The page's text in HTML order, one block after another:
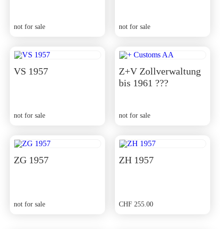
not for sale not for sale
VS 1957
not for sale
Z+V Zollverwaltung
bis 1961 ???
not for sale
ZG 1957
not for sale
ZH 1957
CHF 255.00